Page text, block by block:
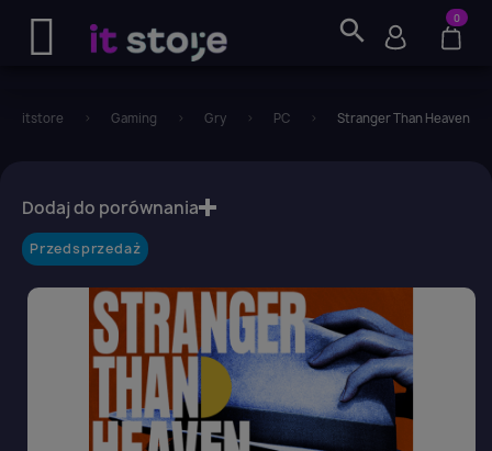
search 0
itstore Gaming Gry PC Stranger Than Heaven -
Przedsprzedaż
Dodaj do porównania